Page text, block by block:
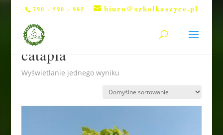
790 - 590 - 985 biuro@szkolkaszyce.pl
Strona główna / Produkty otagowane „catapla”
catapla
Wyświetlanie jednego wyniku